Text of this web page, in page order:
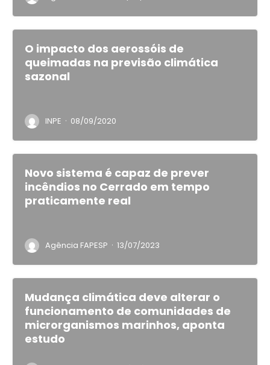
O impacto dos aerossóis de
queimadas na previsão climática
sazonal
INPE · 08/09/2020
Novo sistema é capaz de prever
incêndios no Cerrado em tempo
praticamente real
Agência FAPESP · 13/07/2023
Mudança climática deve alterar o
funcionamento de comunidades de
microrganismos marinhos, aponta
estudo